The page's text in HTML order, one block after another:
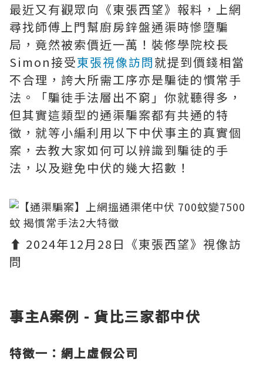
最近又有觀眾向《東張西望》報料，上網
尋找師傅上門幫廚房鋅盤通渠時慘墮騙
局，竟然被索價近一萬！裝修學院校長
Simon接受東張視像訪問就提到價錢相當
不合理，誇大所需工序亦是騙徒的慣常手
法。「騙徒手法層出不窮」你就聽得多，
但其實這類型的通渠騙案都有共通的特
徵，就等小編利用以下中伏事主的真實個
案，去教大家如何可以辨識到騙徒的手
法，以及避免中伏的幾大招數！
⬆️ 2024年12月28日《東張西望》視像訪
問
事主A案例 - 貨比三家都中伏
特徵一：網上虛假公司